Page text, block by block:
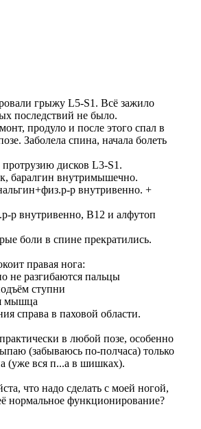
грыжу L5-S1. Всё зажило
последствий не было.
продуло и после этого спал в
Заболела спина, начала болеть
дисков L3-S1.
баралгин внутримышечно.
р внутривенно. +
р внутривенно, B12 и алфутоп
боли в спине прекратились.
правая нога:
не разгибаются пальцы
ступни
мышца
справа в паховой области.
в любой позе, особенно
(забываюсь по-полчаса) только
(уже вся п...а в шишках).
что надо сделать с моей ногой,
нормальное функционирование?